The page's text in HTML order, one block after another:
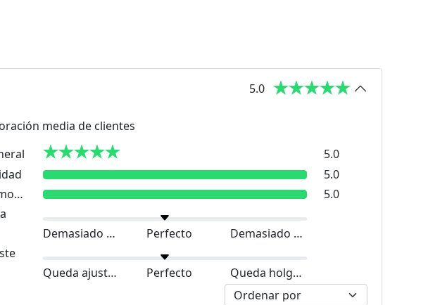
5.0
media de clientes
5.0
5.0
Comodidad
5.0
Demasiado pequeño
Perfecto
Demasiado grande
Queda ajustado
Perfecto Queda holgado